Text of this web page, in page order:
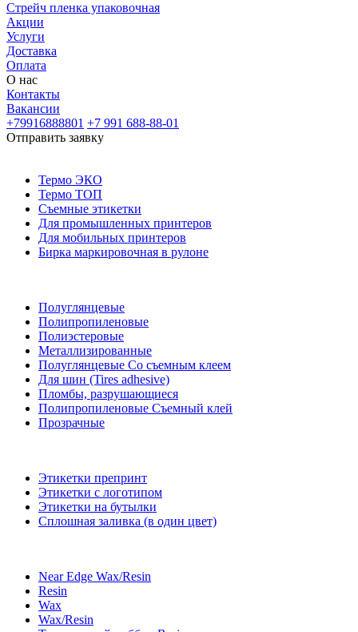
Стрейч пленка упаковочная
Акции
Услуги
Доставка
Оплата
О нас
Контакты
Вакансии
+79916888801 +7 991 688-88-01
Отправить заявку
Термо ЭКО
Термо ТОП
Съемные этикетки
Для промышленных принтеров
Для мобильных принтеров
Бирка маркировочная в рулоне
Полуглянцевые
Полипропиленовые
Полиэстеровые
Металлизированные
Полуглянцевые Со съемным клеем
Для шин (Tires adhesive)
Пломбы, разрушающиеся
Полипропиленовые Съемный клей
Прозрачные
Этикетки препринт
Этикетки с логотипом
Этикетки на бутылки
Сплошная заливка (в один цвет)
Near Edge Wax/Resin
Resin
Wax
Wax/Resin